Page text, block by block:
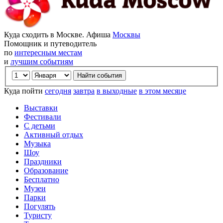
Куда сходить в Москве. Афиша Москвы
Помощник и путеводитель
по интересным местам
и лучшим событиям
Куда пойти сегодня завтра в выходные в этом месяце
Выставки
Фестивали
С детьми
Активный отдых
Музыка
Шоу
Праздники
Образование
Бесплатно
Музеи
Парки
Погулять
Туристу